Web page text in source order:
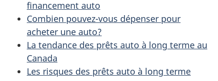
financement auto
Combien pouvez-vous dépenser pour
acheter une auto?
La tendance des prêts auto à long terme au
Canada
Les risques des prêts auto à long terme